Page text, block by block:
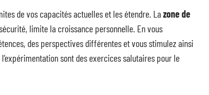
de vos capacités actuelles et les étendre. Lazone de
limite la croissance personnelle. En vous
des perspectives différentes et vous stimulez ainsi
sont des exercices salutaires pour le